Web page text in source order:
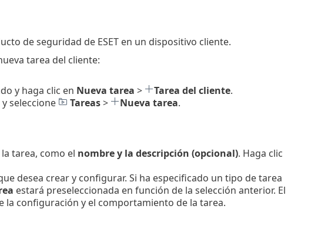
de seguridad de ESET en un dispositivo cliente.
tarea del cliente:
y haga clic en Nueva tarea > Tarea del cliente.
y seleccione Tareas> Nueva tarea.
tarea, como el nombre y la descripción (opcional). Haga clic
desea crear y configurar. Si ha especificado un tipo de tarea
estará preseleccionada en función de la selección anterior. El
la configuración y el comportamiento de la tarea.